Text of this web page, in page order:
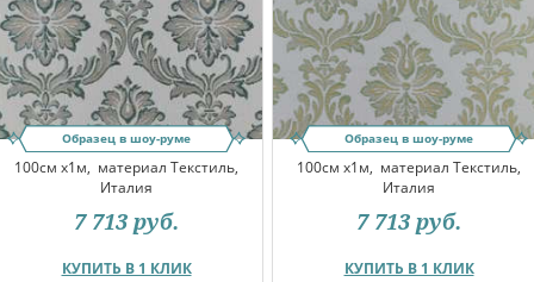
Образец в шоу-руме
100см x1м, материал Текстиль,
Италия
КУПИТЬ В 1 КЛИК
7 713 руб.
Образец в шоу-руме
100см x1м, материал Текстиль,
Италия
КУПИТЬ В 1 КЛИК
7 713 руб.